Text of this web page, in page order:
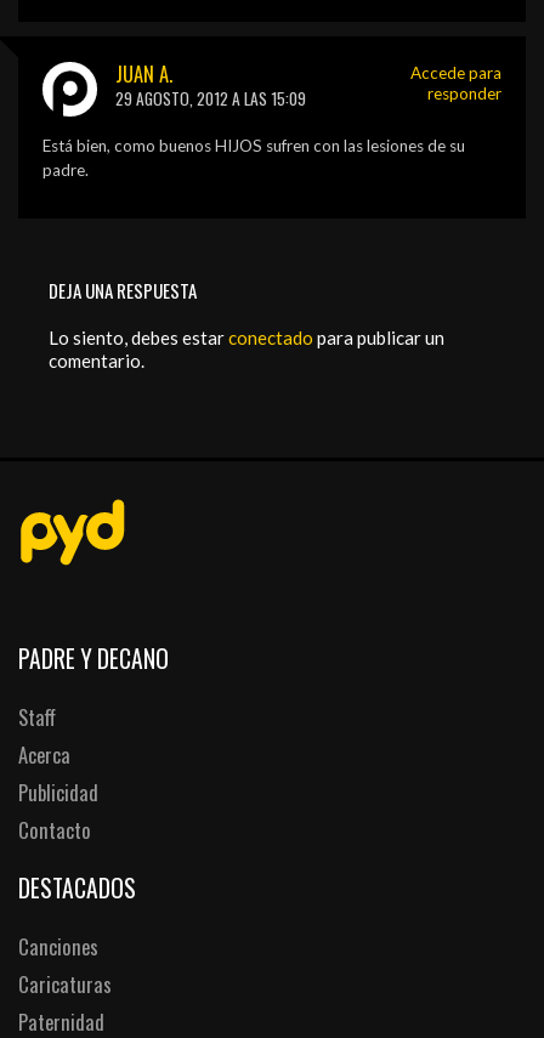
JUAN A.
29 AGOSTO, 2012 A LAS 15:09
Está bien, como buenos HIJOS sufren con las lesiones de su
padre.
Accede para
responder
DEJA UNA RESPUESTA
Lo siento, debes estarconectado para publicar un
comentario.
PADRE Y DECANO
Staff
Acerca
Publicidad
Contacto
DESTACADOS
Canciones
Caricaturas
Paternidad